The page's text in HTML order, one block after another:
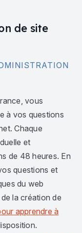
de site
vous
à vos questions
Chaque
et
de 48 heures. En
questions et
du web
la création de
apprendre à